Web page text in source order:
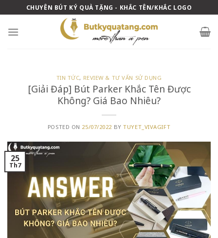
to
content
CHUYÊN BÚT KÝ QUÀ TẶNG - KHẮC TÊN/KHẮC LOGO
TIN TỨC, REVIEW & TƯ VẤN SỬ DỤNG
[Giải Đáp] Bút Parker Khắc Tên Được
Không? Giá Bao Nhiêu?
POSTED ON 25/07/2022 BYTUYET_VIVAGIFT
25
Th7